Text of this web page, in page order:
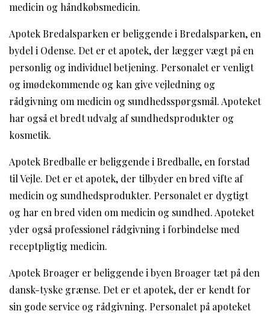
medicin og håndkøbsmedicin.
Apotek Bredalsparken er beliggende i Bredalsparken, en
bydel i Odense. Det er et apotek, der lægger vægt på en
personlig og individuel betjening. Personalet er venligt
og imødekommende og kan give vejledning og
rådgivning om medicin og sundhedsspørgsmål. Apoteket
har også et bredt udvalg af sundhedsprodukter og
kosmetik.
Apotek Bredballe er beliggende i Bredballe, en forstad
til Vejle. Det er et apotek, der tilbyder en bred vifte af
medicin og sundhedsprodukter. Personalet er dygtigt
og har en bred viden om medicin og sundhed. Apoteket
yder også professionel rådgivning i forbindelse med
receptpligtig medicin.
Apotek Broager er beliggende i byen Broager tæt på den
dansk-tyske grænse. Det er et apotek, der er kendt for
sin gode service og rådgivning. Personalet på apoteket